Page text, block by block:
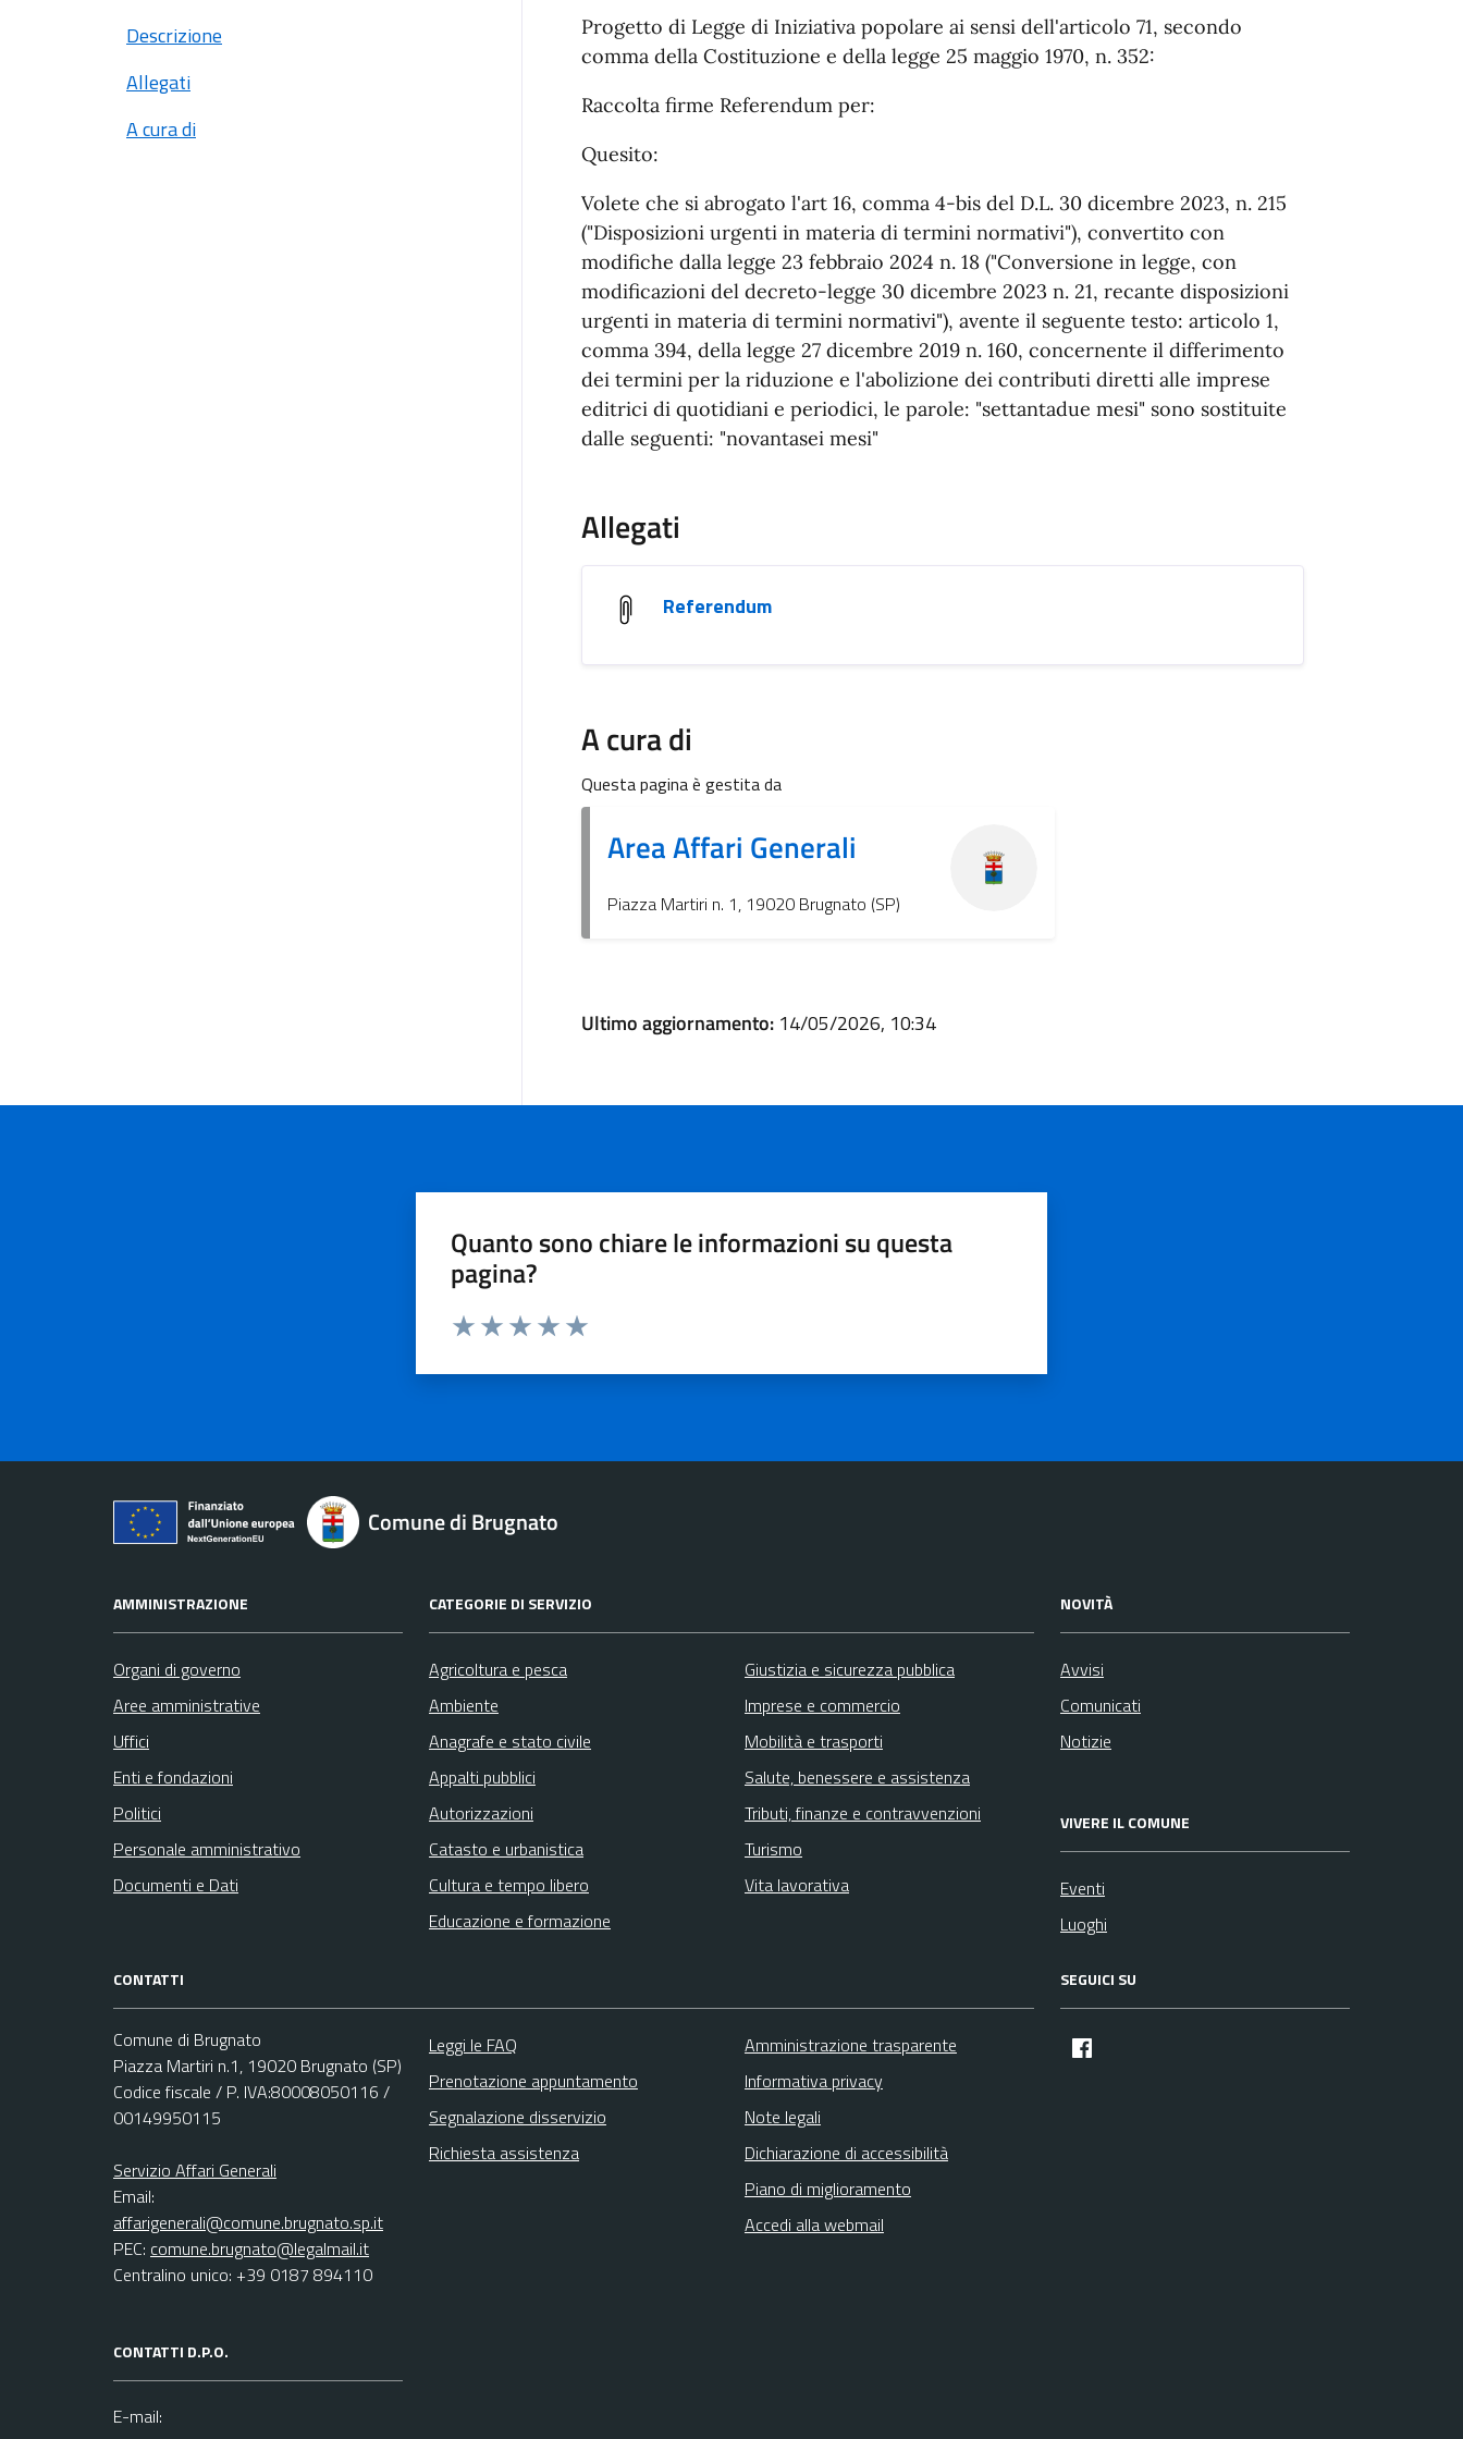
Descrizione
Allegati
A cura di
Progetto di Legge di Iniziativa popolare ai sensi dell'articolo 71, secondo
comma della Costituzione e della legge 25 maggio 1970, n. 352:
Raccolta firme Referendum per:
Quesito:
Volete che si abrogato l'art 16, comma 4-bis del D.L. 30 dicembre 2023, n. 215
("Disposizioni urgenti in materia di termini normativi"), convertito con
modifiche dalla legge 23 febbraio 2024 n. 18 ("Conversione in legge, con
modificazioni del decreto-legge 30 dicembre 2023 n. 21, recante disposizioni
urgenti in materia di termini normativi"), avente il seguente testo: articolo 1,
comma 394, della legge 27 dicembre 2019 n. 160, concernente il differimento
dei termini per la riduzione e l'abolizione dei contributi diretti alle imprese
editrici di quotidiani e periodici, le parole: "settantadue mesi" sono sostituite
dalle seguenti: "novantasei mesi"
Allegati
Referendum
A cura di
Questa pagina è gestita da
Area Affari Generali
Piazza Martiri n. 1, 19020 Brugnato (SP)
Ultimo aggiornamento: 14/05/2026, 10:34
Quanto sono chiare le informazioni su questa
pagina?
Comune di Brugnato
AMMINISTRAZIONE
Organi di governo
Aree amministrative
Uffici
Enti e fondazioni
Politici
Personale amministrativo
Documenti e Dati
CATEGORIE DI SERVIZIO
Agricoltura e pesca
Ambiente
Anagrafe e stato civile
Appalti pubblici
Autorizzazioni
Catasto e urbanistica
Cultura e tempo libero
Educazione e formazione
Giustizia e sicurezza pubblica
Imprese e commercio
Mobilità e trasporti
Salute, benessere e assistenza
Tributi, finanze e contravvenzioni
Turismo
Vita lavorativa
NOVITÀ
Avvisi
Comunicati
Notizie
VIVERE IL COMUNE
Eventi
Luoghi
CONTATTI
Comune di Brugnato
Piazza Martiri n.1, 19020 Brugnato (SP)
Codice fiscale / P. IVA:80008050116 /
00149950115
Servizio Affari Generali
Email:
affarigenerali@comune.brugnato.sp.it
PEC: comune.brugnato@legalmail.it
Centralino unico: +39 0187 894110
CONTATTI D.P.O.
E-mail:
Leggi le FAQ
Prenotazione appuntamento
Segnalazione disservizio
Richiesta assistenza
Amministrazione trasparente
Informativa privacy
Note legali
Dichiarazione di accessibilità
Piano di miglioramento
Accedi alla webmail
SEGUICI SU